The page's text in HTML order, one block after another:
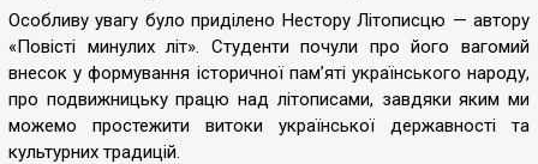
Особливу увагу було приділено Нестору Літописцю — автору
«Повісті минулих літ». Студенти почули про його вагомий
внесок у формування історичної пам’яті українського народу,
про подвижницьку працю над літописами, завдяки яким ми
можемо простежити витоки української державності та
культурних традицій.